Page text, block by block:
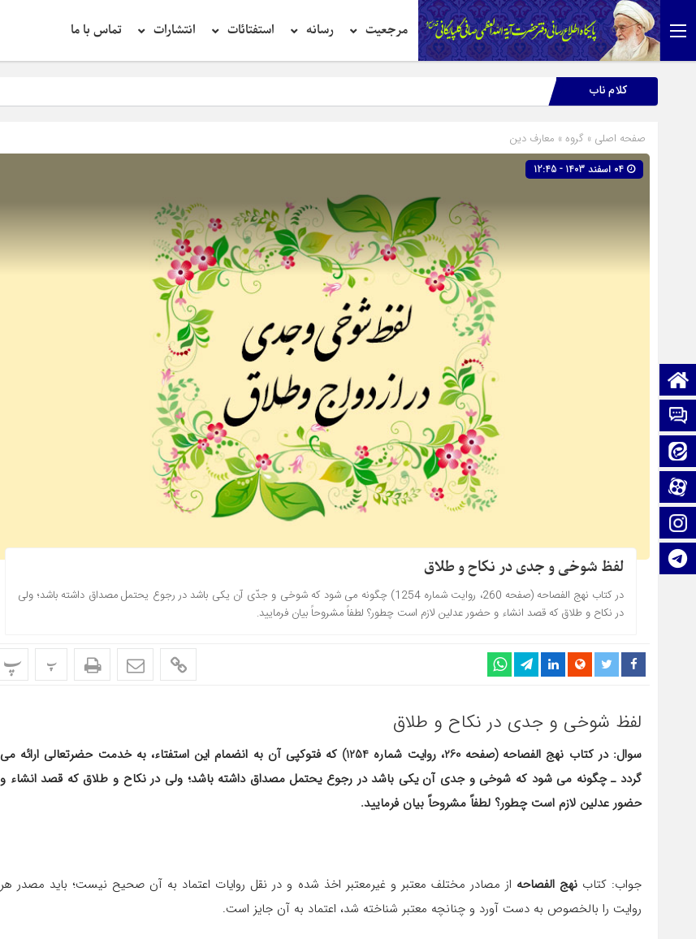
مرجعیت رسانه استفتائات انتشارات تماس با ما
تلگرام
کلام ناب
صفحه اصلی » گروه » معارف دین
لفظ شوخی و جدی در نکاح و طلاق
در کتاب نهج الفصاحه (صفحه 260، روایت شماره 1254) چگونه مى شود که شوخى و جدّى آن یکى باشد در رجوع یحتمل مصداق داشته باشد؛ ولى
در نکاح و طلاق که قصد انشاء و حضور عدلین لازم است چطور؟ لطفاً مشروحاً بیان فرمایید.
پ پ
لفظ شوخی و جدی در نکاح و طلاق
سوال: در کتاب نهج الفصاحه (صفحه 260، روایت شماره 1254) که فتوکپى آن به انضمام این استفتاء، به خدمت حضرتعالى ارائه مى
گردد ـ چگونه مى شود که شوخی و جدی آن یکى باشد در رجوع یحتمل مصداق داشته باشد؛ ولى در نکاح و طلاق که قصد انشاء و
حضور عدلین لازم است چطور؟ لطفاً مشروحاً بیان فرمایید.
جواب: کتابنهج الفصاحه از مصادر مختلف معتبر و غیرمعتبر اخذ شده و در نقل روایات اعتماد به آن صحیح نیست؛ باید مصدر هر
روایت را بالخصوص به دست آورد و چنانچه معتبر شناخته شد، اعتماد به آن جایز است.